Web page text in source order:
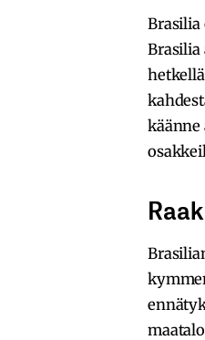
Brasilia
käänne